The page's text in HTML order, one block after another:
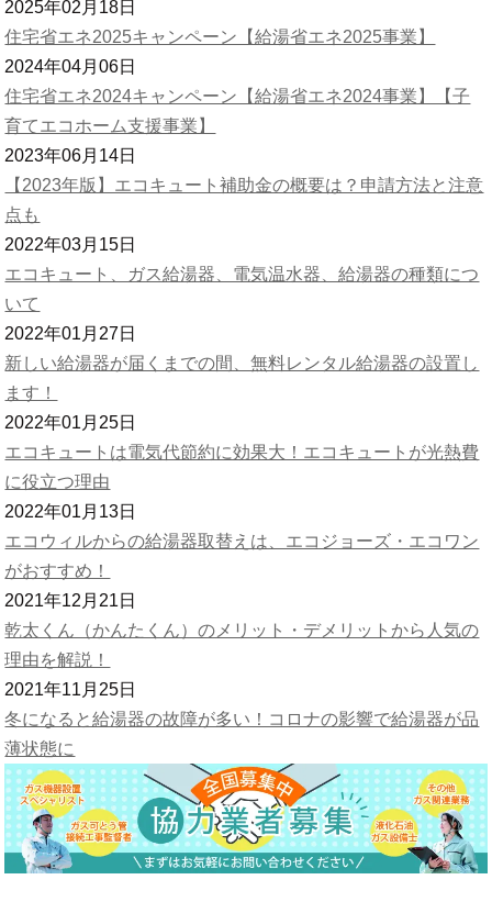
2025年02月18日
住宅省エネ2025キャンペーン【給湯省エネ2025事業】
2024年04月06日
住宅省エネ2024キャンペーン【給湯省エネ2024事業】【子
育てエコホーム支援事業】
2023年06月14日
【2023年版】エコキュート補助金の概要は？申請方法と注意
点も
2022年03月15日
エコキュート、ガス給湯器、電気温水器、給湯器の種類につ
いて
2022年01月27日
新しい給湯器が届くまでの間、無料レンタル給湯器の設置し
ます！
2022年01月25日
エコキュートは電気代節約に効果大！エコキュートが光熱費
に役立つ理由
2022年01月13日
エコウィルからの給湯器取替えは、エコジョーズ・エコワン
がおすすめ！
2021年12月21日
乾太くん（かんたくん）のメリット・デメリットから人気の
理由を解説！
2021年11月25日
冬になると給湯器の故障が多い！コロナの影響で給湯器が品
薄状態に